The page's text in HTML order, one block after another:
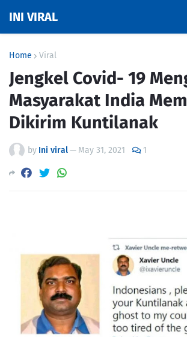
INI VIRAL
Home Viral
Jengkel Covid- 19
Masyarakat India
Dikirim Kuntilanak
by Ini viral— May 31, 2021 1